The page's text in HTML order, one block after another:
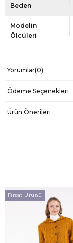
Beden
Modelin
Ölcüleri
Yorumlar(0)
Ödeme Seçenekleri
Ürün Önerileri
Fırsat Ürünü